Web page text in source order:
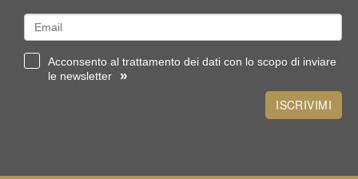
Acconsento al trattamento dei dati con lo scopo di inviare
le newsletter
»
ISCRIVIMI